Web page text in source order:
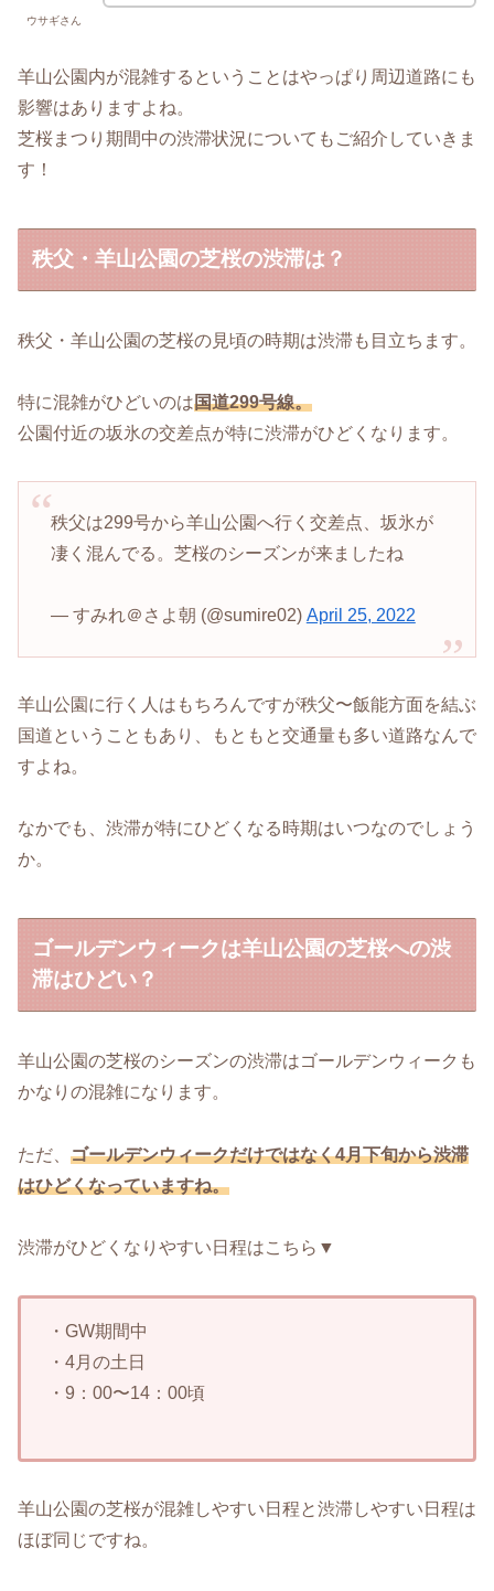
ウサギさん
羊山公園内が混雑するということはやっぱり周辺道路にも
影響はありますよね。
芝桜まつり期間中の渋滞状況についてもご紹介していきま
す！
秩父・羊山公園の芝桜の渋滞は？
秩父・羊山公園の芝桜の見頃の時期は渋滞も目立ちます。
特に混雑がひどいのは国道299号線。
公園付近の坂氷の交差点が特に渋滞がひどくなります。
秩父は299号から羊山公園へ行く交差点、坂氷が
凄く混んでる。芝桜のシーズンが来ましたね
— すみれ＠さよ朝 (@sumire02) April 25, 2022
羊山公園に行く人はもちろんですが秩父〜飯能方面を結ぶ
国道ということもあり、もともと交通量も多い道路なんで
すよね。
なかでも、渋滞が特にひどくなる時期はいつなのでしょう
か。
ゴールデンウィークは羊山公園の芝桜への渋
滞はひどい？
羊山公園の芝桜のシーズンの渋滞はゴールデンウィークも
かなりの混雑になります。
ただ、 ゴールデンウィークだけではなく4月下旬から渋滞
はひどくなっていますね。
渋滞がひどくなりやすい日程はこちら▼
・GW期間中
・4月の土日
・9：00〜14：00頃
羊山公園の芝桜が混雑しやすい日程と渋滞しやすい日程は
ほぼ同じですね。